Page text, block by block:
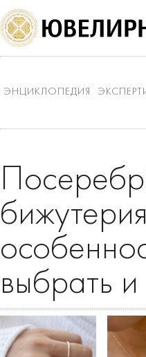
ЭНЦИКЛОПЕДИЯ
выбрать и